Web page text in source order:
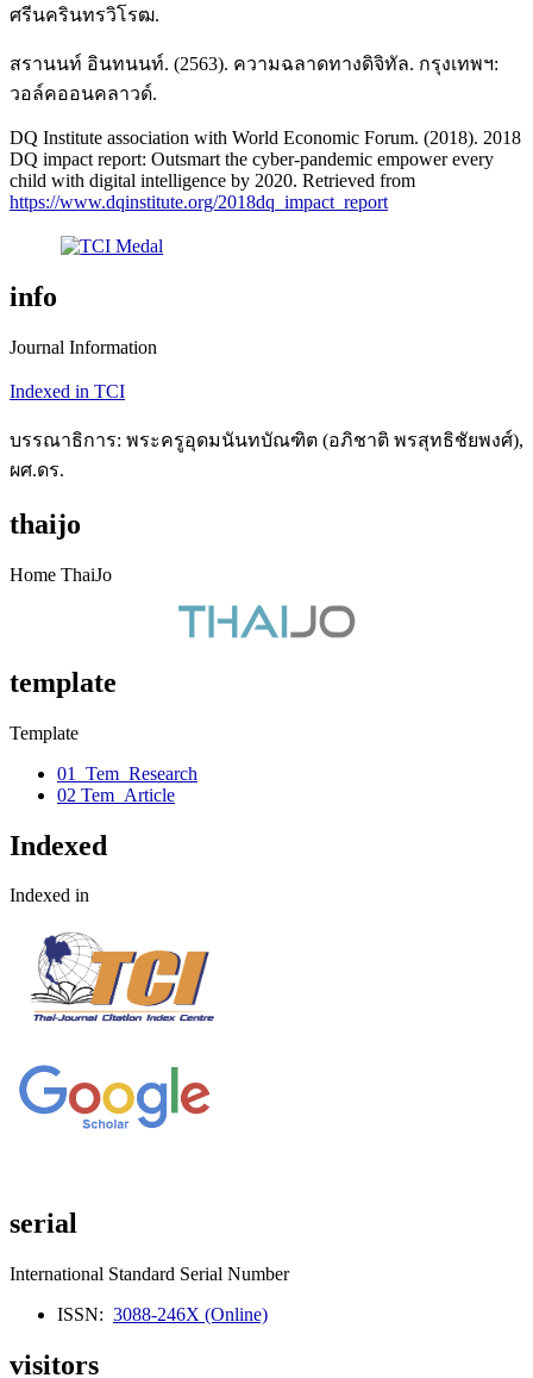
ศรีนครินทรวิโรฒ.
สรานนท์ อินทนนท์. (2563). ความฉลาดทางดิจิทัล. กรุงเทพฯ:
วอล์คออนคลาวด์.
DQ Institute association with World Economic Forum. (2018). 2018
DQ impact report: Outsmart the cyber-pandemic empower every
child with digital intelligence by 2020. Retrieved from
https://www.dqinstitute.org/2018dq_impact_report
info
Journal Information
Indexed in TCI
บรรณาธิการ: พระครูอุดมนันทบัณฑิต (อภิชาติ พรสุทธิชัยพงศ์),
ผศ.ดร.
thaijo
Home ThaiJo
template
Template
01_Tem_Research
02 Tem_Article
Indexed
Indexed in
serial
International Standard Serial Number
ISSN: 3088-246X (Online)
visitors